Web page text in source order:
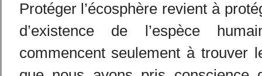
Protéger l’écosphère revient à
d’existence de l’espèce
commencent seulement à trouver